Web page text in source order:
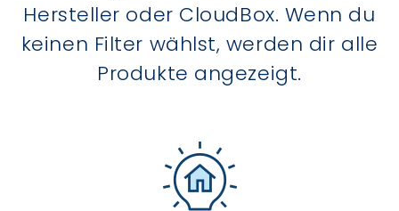
Hersteller oder CloudBox. Wenn du
keinen Filter wählst, werden dir alle
Produkte angezeigt.